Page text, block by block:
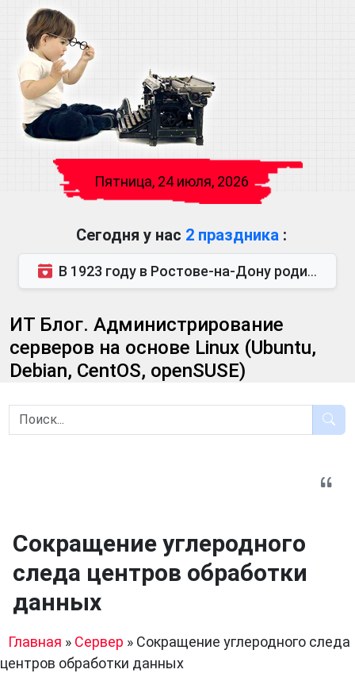
Пятница, 24 июля, 2026
Сегодня у нас 2 праздника :
В 1923 году в Ростове-на-Дону родился Виктор Михайлович Глушков. Под руководством Виктора Михайло...
ИТ Блог. Администрирование
серверов на основе Linux (Ubuntu,
Debian, CentOS, openSUSE)
Сокращение углеродного
следа центров обработки
данных
Главная » Сервер » Сокращение углеродного следа
центров обработки данных